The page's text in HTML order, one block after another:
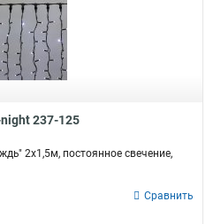
237-125
2х1,5м, постоянное свечение,
Сравнить